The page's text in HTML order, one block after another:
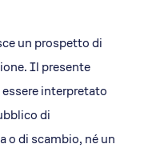
un prospetto di
Il presente
interpretato
di
o di scambio, né un